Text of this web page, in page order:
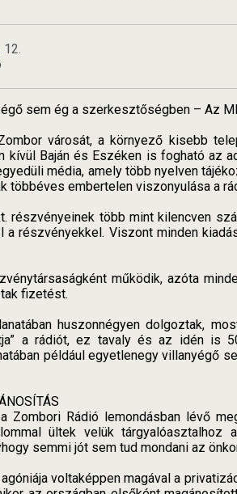
12.
sem ég a szerkesztőségben – Az
városát, a környező kisebb
kívül Baján és Eszéken is fogható az
média, amely több nyelven
többéves embertelen viszonyulása a
részvényeinek több mint kilencven
a részvényekkel. Viszont minden
működik, azóta
fizetést.
huszonnégyen dolgoztak,
a rádiót, ez tavaly és az idén is
például egyetlenegy villanyégő
Zombori Rádió lemondásban lévő
ültek velük
semmi jót sem tud mondani az
voltaképpen magával a